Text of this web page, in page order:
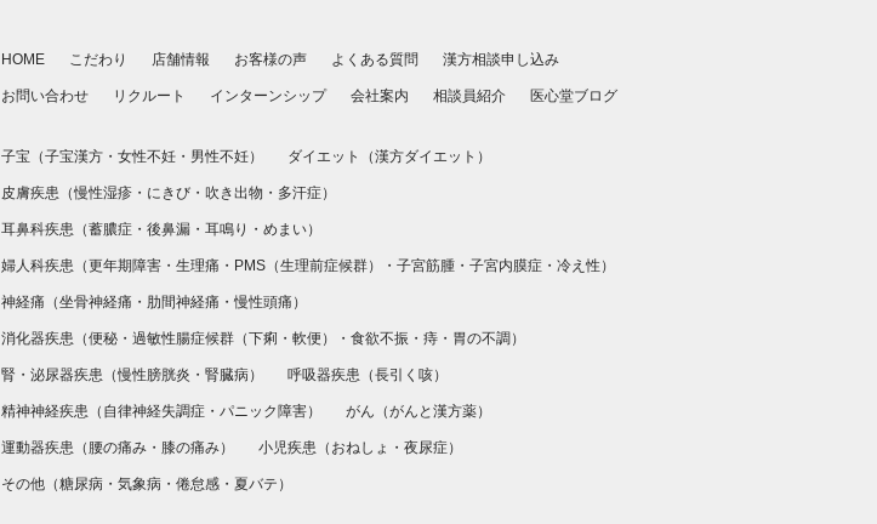
HOME こだわり 店舗情報 お客様の声 よくある質問 漢方相談申し込み
お問い合わせ リクルート インターンシップ 会社案内 相談員紹介 医心堂ブログ
子宝（子宝漢方 ・ 女性不妊 ・ 男性不妊） ダイエット（漢方ダイエット ）
皮膚疾患（慢性湿疹 ・ にきび・吹き出物 ・ 多汗症）
耳鼻科疾患（蓄膿症 ・ 後鼻漏 ・ 耳鳴り ・ めまい）
婦人科疾患（更年期障害 ・ 生理痛 ・ PMS（生理前症候群） ・ 子宮筋腫 ・ 子宮内膜症 ・ 冷え性 ）
神経痛（坐骨神経痛 ・ 肋間神経痛 ・慢性頭痛 ）
消化器疾患（便秘 ・ 過敏性腸症候群（下痢・軟便） ・ 食欲不振 ・ 痔 ・ 胃の不調 ）
腎・泌尿器疾患（慢性膀胱炎 ・ 腎臓病） 呼吸器疾患（長引く咳）
精神神経疾患（ 自律神経失調症 ・ パニック障害） がん（がんと漢方薬）
運動器疾患（ 腰の痛み ・ 膝の痛み） 小児疾患（ おねしょ・夜尿症）
その他（糖尿病 ・ 気象病 ・ 倦怠感 ・ 夏バテ ）